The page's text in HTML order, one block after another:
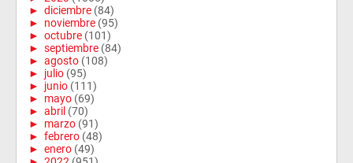
► diciembre (84)
► noviembre (95)
► octubre (101)
► septiembre (84)
► agosto (108)
► julio (95)
► junio (111)
► mayo (69)
► abril (70)
► marzo (91)
► febrero (48)
► enero (49)